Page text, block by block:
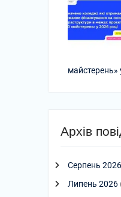
майстерень»
Архів
Серпень 2026
Липень 2026